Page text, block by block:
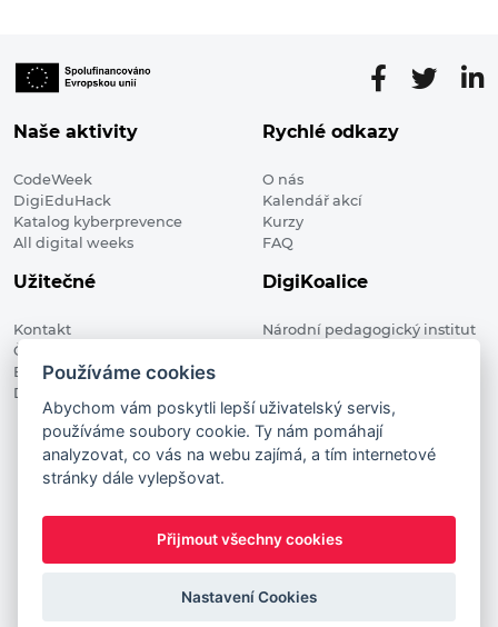
Naše aktivity
CodeWeek
DigiEduHack
Katalog kyberprevence
All digital weeks
Rychlé odkazy
O nás
Kalendář akcí
Kurzy
FAQ
Užitečné
Kontakt
Členské organizace
Blog
Digitalizace ve vzdělávání
DigiKoalice
Národní pedagogický institut
DigiKoalice 2021. All rights reserved
Vstup do administrace
This project has received funding from the European
Commission Innovation and Networks Executive Agency (now
Commission and the European Commission is not responsible
Používáme cookies
Abychom vám poskytli lepší uživatelský servis,
používáme soubory cookie. Ty nám pomáhají
analyzovat, co vás na webu zajímá, a tím internetové
stránky dále vylepšovat.
Přijmout všechny cookies
Nastavení Cookies